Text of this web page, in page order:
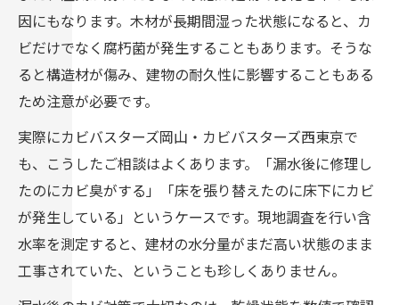
因にもなります。木材が長期間湿った状態になると、カ
ビだけでなく腐朽菌が発生することもあります。そうな
ると構造材が傷み、建物の耐久性に影響することもある
ため注意が必要です。
実際にカビバスターズ岡山・カビバスターズ西東京で
も、こうしたご相談はよくあります。「漏水後に修理し
たのにカビ臭がする」「床を張り替えたのに床下にカビ
が発生している」というケースです。現地調査を行い含
水率を測定すると、建材の水分量がまだ高い状態のまま
工事されていた、ということも珍しくありません。